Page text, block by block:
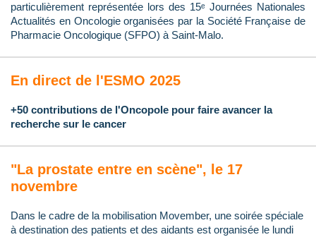
particulièrement représentée lors des 15ᵉ Journées Nationales
Actualités en Oncologie organisées par la Société Française de
Pharmacie Oncologique (SFPO) à Saint-Malo.
En direct de l'ESMO 2025
+50 contributions de l'Oncopole pour faire avancer la
recherche sur le cancer
"La prostate entre en scène", le 17
novembre
Dans le cadre de la mobilisation Movember, une soirée spéciale
à destination des patients et des aidants est organisée le lundi